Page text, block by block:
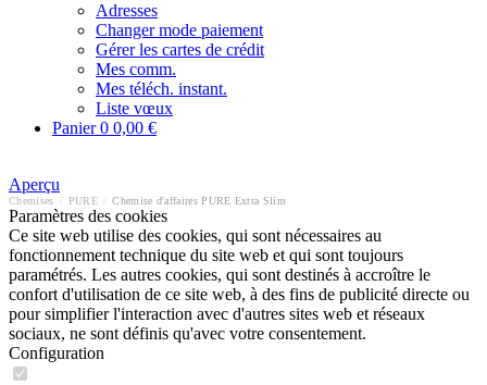
Adresses
Changer mode paiement
Gérer les cartes de crédit
Mes comm.
Mes téléch. instant.
Liste vœux
Panier0 0,00 €
Aperçu
Chemises PURE Chemise d'affaires PURE Extra Slim
Paramètres des cookies
Ce site web utilise des cookies, qui sont nécessaires au
fonctionnement technique du site web et qui sont toujours
paramétrés. Les autres cookies, qui sont destinés à accroître le
confort d'utilisation de ce site web, à des fins de publicité directe ou
pour simplifier l'interaction avec d'autres sites web et réseaux
sociaux, ne sont définis qu'avec votre consentement.
Configuration